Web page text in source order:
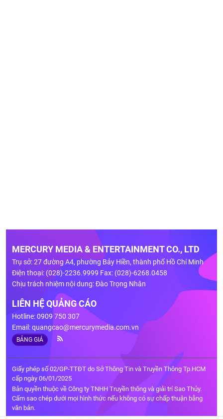
MERCURY MEDIA & ENTERTAINMENT CO., LTD
Trụ sở: 27 đường A4, phường Bảy Hiền, thành phố Hồ Chí Minh
Điện thoại: (028)-2236.9999 Fax: (028)-6268.0458
Chịu trách nhiệm nội dung: Đào Trọng Nhân
LIÊN HỆ QUẢNG CÁO
Hotline: 0909 750 307
Email:quangcao@mercurymedia.com.vn
BẢNG GIÁ
Giấy phép số 02/GP-TTĐT do Sở Thông Tin và Truyền Thông Tp.HCM
cấp ngày 06/01/2025
Bản quyền thuộc về Công ty TNHH Truyền thông và giải trí Sao Thủy.
Cấm sao chép dưới mọi hình thức nếu không có sự chấp thuận bằng
văn bản.